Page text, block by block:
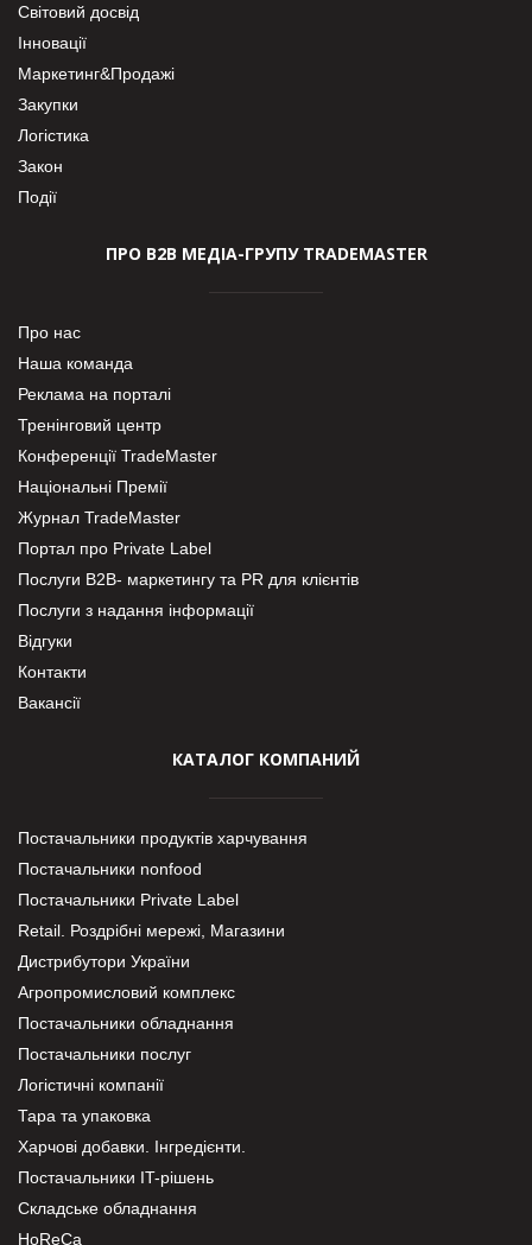
Світовий досвід
Інновації
Маркетинг&Продажі
Закупки
Логістика
Закон
Події
ПРО В2В МЕДІА-ГРУПУ TRADEMASTER
Про нас
Наша команда
Реклама на порталі
Тренінговий центр
Конференції TradeMaster
Національні Премії
Журнал TradeMaster
Портал про Private Label
Послуги В2В- маркетингу та PR для клієнтів
Послуги з надання інформації
Відгуки
Контакти
Вакансії
КАТАЛОГ КОМПАНИЙ
Постачальники продуктів харчування
Постачальники nonfood
Постачальники Private Label
Retail. Роздрібні мережі, Магазини
Дистрибутори України
Агропромисловий комплекс
Постачальники обладнання
Постачальники послуг
Логістичні компанії
Тара та упаковка
Харчові добавки. Інгредієнти.
Постачальники IT-рішень
Складське обладнання
HoReCa